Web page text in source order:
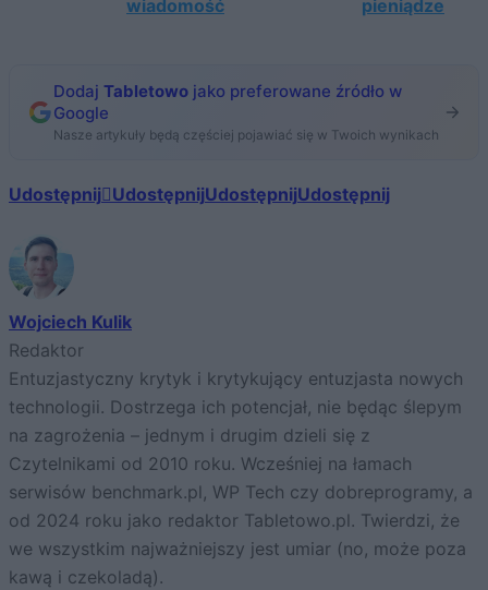
wiadomość pieniądze
Dodaj Tabletowo jako preferowane źródło w
Google
Nasze artykuły będą częściej pojawiać się w Twoich wynikach
Udostępnij UdostępnijUdostępnijUdostępnij
Wojciech Kulik
Redaktor
Entuzjastyczny krytyk i krytykujący entuzjasta nowych
technologii. Dostrzega ich potencjał, nie będąc ślepym
na zagrożenia – jednym i drugim dzieli się z
Czytelnikami od 2010 roku. Wcześniej na łamach
serwisów benchmark.pl, WP Tech czy dobreprogramy, a
od 2024 roku jako redaktor Tabletowo.pl. Twierdzi, że
we wszystkim najważniejszy jest umiar (no, może poza
kawą i czekoladą).